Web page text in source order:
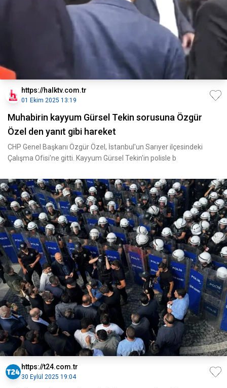
https://halktv.com.tr
01 Ekim 2025 13:19
Muhabirin kayyum Gürsel Tekin sorusuna Özgür
Özel den yanıt gibi hareket
CHP Genel Başkanı Özgür Özel, İstanbul'un Sarıyer ilçesindeki
Çalışma Ofisi'ne gitti. Kayyum Gürsel Tekin'in polisle b
https://t24.com.tr
30 Eylül 2025 19:04